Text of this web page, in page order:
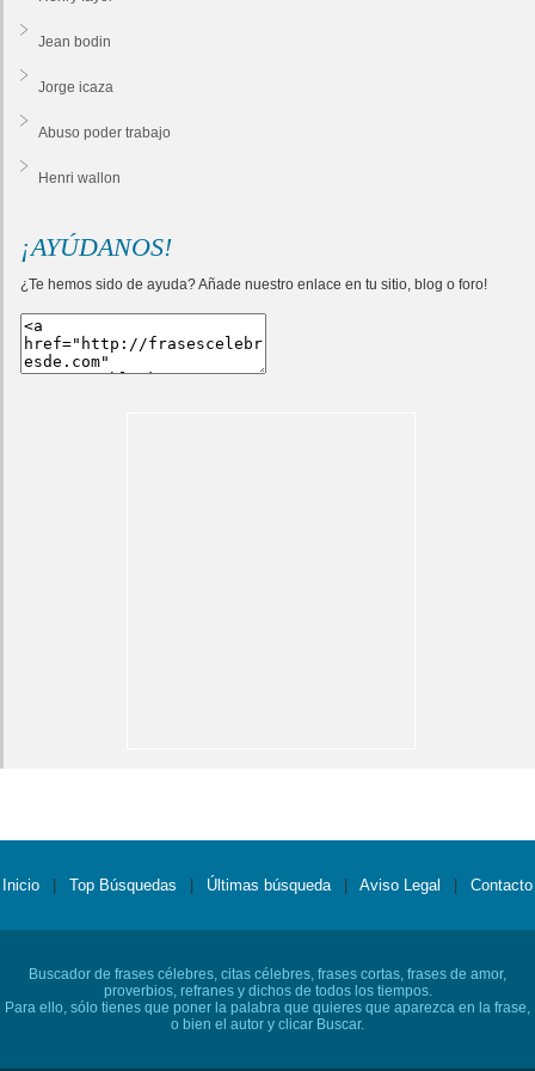
Jean bodin
Jorge icaza
Abuso poder trabajo
Henri wallon
¡AYÚDANOS!
¿Te hemos sido de ayuda? Añade nuestro enlace en tu sitio, blog o foro!
Inicio Top Búsquedas Últimas búsqueda Aviso Legal Contacto
Buscador de frases célebres, citas célebres, frases cortas, frases de amor,
proverbios, refranes y dichos de todos los tiempos.
Para ello, sólo tienes que poner la palabra que quieres que aparezca en la frase,
o bien el autor y clicar Buscar.